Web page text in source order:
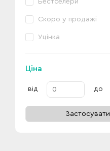
Бестселери
Скоро у продажі
Уцінка
Ціна
від до
Застосувати